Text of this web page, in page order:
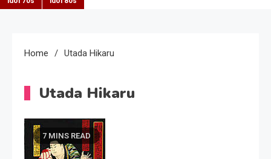
Home Utada Hikaru
Utada Hikaru
7 MINS READ